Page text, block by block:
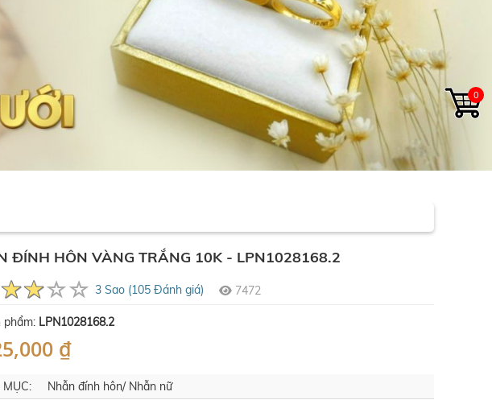
ĐÍNH HÔN VÀNG TRẮNG 10K - LPN1028168.2
3 Sao (105 Đánh giá) 7472
phẩm: LPN1028168.2
₫
MỤC: Nhẫn đính hôn/ Nhẫn nữ
0